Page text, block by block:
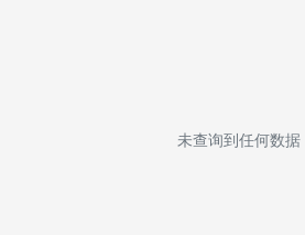
未查询到任何数据